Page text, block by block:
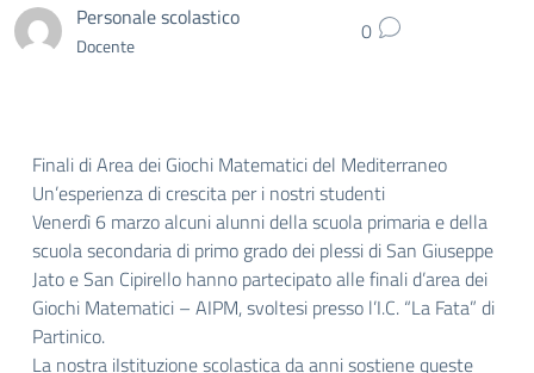
Personale scolastico
Docente 0
Finali di Area dei Giochi Matematici del Mediterraneo
Un’esperienza di crescita per i nostri studenti
Venerdì 6 marzo alcuni alunni della scuola primaria e della
scuola secondaria di primo grado dei plessi di San Giuseppe
Jato e San Cipirello hanno partecipato alle finali d’area dei
Giochi Matematici – AIPM, svoltesi presso l’I.C. “La Fata” di
Partinico.
La nostra iIstituzione scolastica da anni sostiene queste